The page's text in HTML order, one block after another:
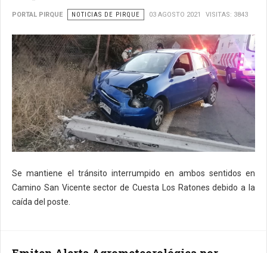
PORTAL PIRQUE NOTICIAS DE PIRQUE 03 AGOSTO 2021 VISITAS: 3843
Se mantiene el tránsito interrumpido en ambos sentidos en
Camino San Vicente sector de Cuesta Los Ratones debido a la
caída del poste.